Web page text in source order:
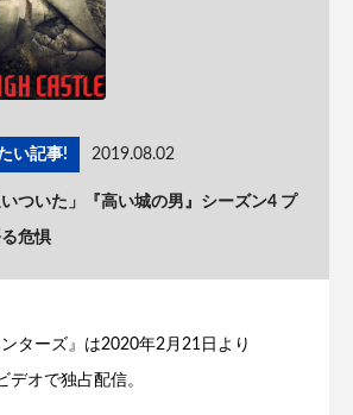
い記事! 2019.08.02
いついた」『高い城の男』シーズン4 プ
危惧
ターズ』は2020年2月21日より
デオで独占配信。